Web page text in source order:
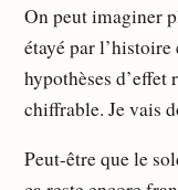
On peut imaginer
étayé par l’histoire
hypothèses d’effet
chiffrable. Je vais
Peut-être que le